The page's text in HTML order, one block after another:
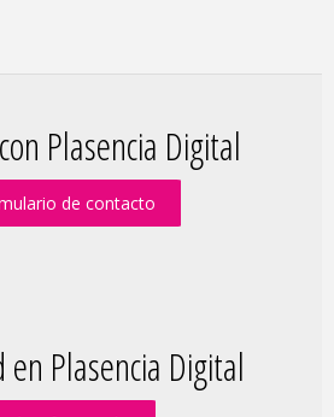
Plasencia Digital
de contacto
en Plasencia Digital